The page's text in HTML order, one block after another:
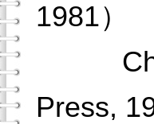
1981）
Press,